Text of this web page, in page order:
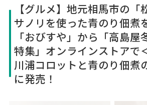
【グルメ】地元相馬市の「
サノリを使った青のり佃煮
「おびすや」から「高島
特集」オンラインストアで
川浦コロットと青のり佃煮
に発売！